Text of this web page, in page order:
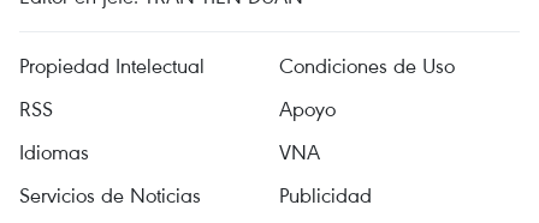
Propiedad Intelectual
Condiciones de Uso
RSS
Apoyo
Idiomas
VNA
Servicios de Noticias
Publicidad